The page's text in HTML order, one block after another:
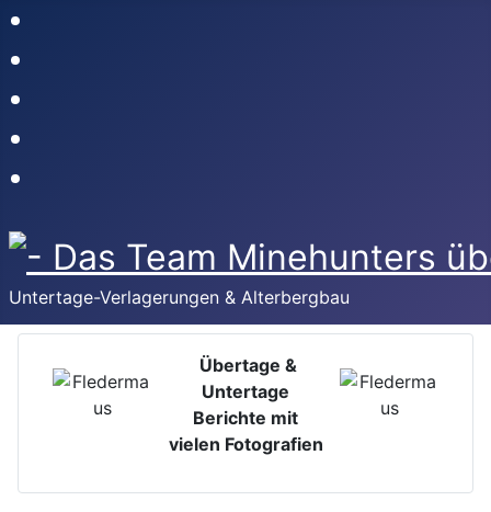
Untertage-Verlagerungen & Alterbergbau
Übertage &
Untertage
Berichte mit
vielen Fotografien